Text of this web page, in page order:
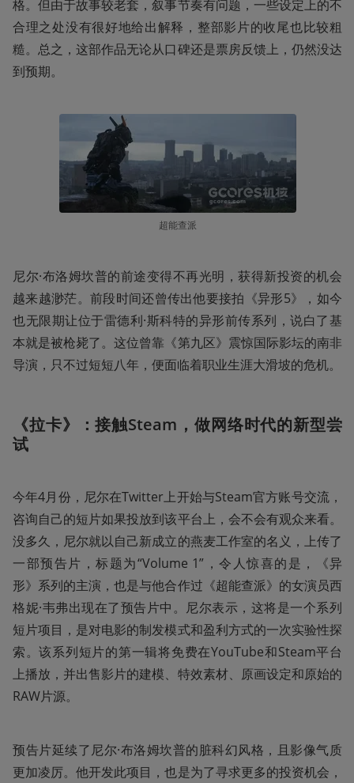
格。但由于故事较老套，叙事节奏有问题，一些设定上的不
合理之处没有很好地给出解释，整部影片的收尾也比较粗
糙。总之，这部作品无论从口碑还是票房反馈上，仍然没达
到预期。
超能查派
尼尔·布洛姆坎普的前途变得不再光明，获得新投资的机会
越来越渺茫。前段时间还曾传出他要接拍《异形5》，如今
也无限期让位于雷德利·斯科特的异形前传系列，说白了基
本就是被枪毙了。这位曾靠《第九区》震惊国际影坛的南非
导演，只不过短短八年，便面临着职业生涯大滑坡的危机。
《拉卡》：接触Steam，做网络时代的新型尝
试
今年4月份，尼尔在Twitter上开始与Steam官方账号交流，
咨询自己的短片如果投放到该平台上，会不会有观众来看。
没多久，尼尔就以自己新成立的燕麦工作室的名义，上传了
一部预告片，标题为“Volume 1”，令人惊喜的是，《异
形》系列的主演，也是与他合作过《超能查派》的女演员西
格妮·韦弗出现在了预告片中。尼尔表示，这将是一个系列
短片项目，是对电影的制发模式和盈利方式的一次实验性探
索。该系列短片的第一辑将免费在YouTube和Steam平台
上播放，并出售影片的建模、特效素材、原画设定和原始的
RAW片源。
预告片延续了尼尔·布洛姆坎普的脏科幻风格，且影像气质
更加凌厉。他开发此项目，也是为了寻求更多的投资机会，